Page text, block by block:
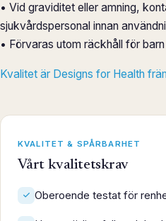
• Vid graviditet eller amning,
sjukvårdspersonal innan
• Förvaras utom räckhåll för barn
Kvalitet är Designs for Health
KVALITET & SPÅRBARHET
Vårt kvalitetskrav
Oberoende testat för